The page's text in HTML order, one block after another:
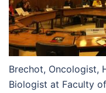
Brechot, Oncologist,
Biologist at Faculty